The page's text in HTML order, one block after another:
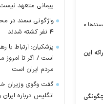
۰
این
پیمانی متعهد نیست
واژگونی سمند در
۴ نفر کشته شدند
پزشکیان: ارتباط با
است / اگر تا امروز
مردم ایران است
گفت وگوی وزیران
انگلیس درباره